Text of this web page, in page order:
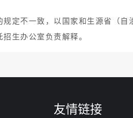
定不一致，以国家和生源省（自
生办公室负责解释。
友情链接